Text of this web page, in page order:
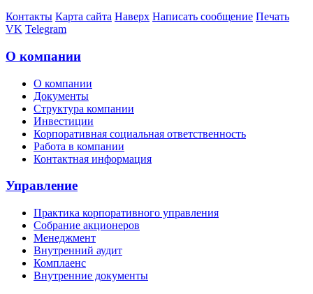
Контакты Карта сайта Наверх Написать сообщение Печать
VK Telegram
О компании
О компании
Документы
Структура компании
Инвестиции
Корпоративная социальная ответственность
Работа в компании
Контактная информация
Управление
Практика корпоративного управления
Собрание акционеров
Менеджмент
Внутренний аудит
Комплаенс
Внутренние документы